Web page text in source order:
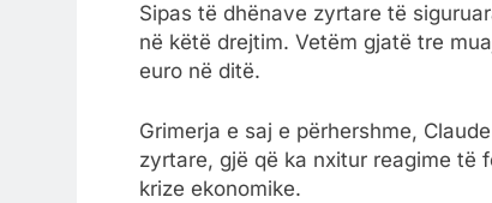
Sipas të dhënave zyrtare të
në këtë drejtim. Vetëm gjatë tre
euro në ditë.
Grimerja e saj e përhershme,
zyrtare, gjë që ka nxitur reagime të
krize ekonomike.